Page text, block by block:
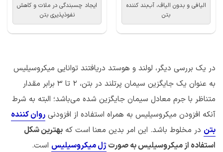
الیافی و بدون الیاف، آب‌بند کننده
بتن
ایجاد چسبندگی در ملات و کاهش
نفو‌ذپذیری بتن
در یک بررسی دیگر، لولند و هوستد دریافتند توانایی میکروسیلیس
به عنوان یک جایگزین سیمان پرتلند در بتن، ۲ تا ۳ برابر مقدار
متناظر با جرم معادل سیمان جایگزین شده می‌باشد؛ البته به شرط
آنکه افزودن میکروسیلیس به همراه استفاده از افزودنی روان کننده
بتن در مخلوط باشد. این امر بدین معنا است که بهترین شکل
استفاده از میکروسیلیس به صورتژل میکروسیلیس است.